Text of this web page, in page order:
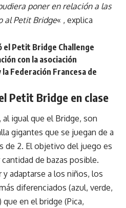
poner en relación a las
al Petit Bridge« , explica
el Petit Bridge Challenge
con la asociación
la Federación Francesa de
Petit Bridge en clase
al igual que el Bridge, son
gigantes que se juegan de a
de 2. El objetivo del juego es
de bazas posible.
y adaptarse a los niños, los
diferenciados (azul, verde,
en el bridge (Pica,